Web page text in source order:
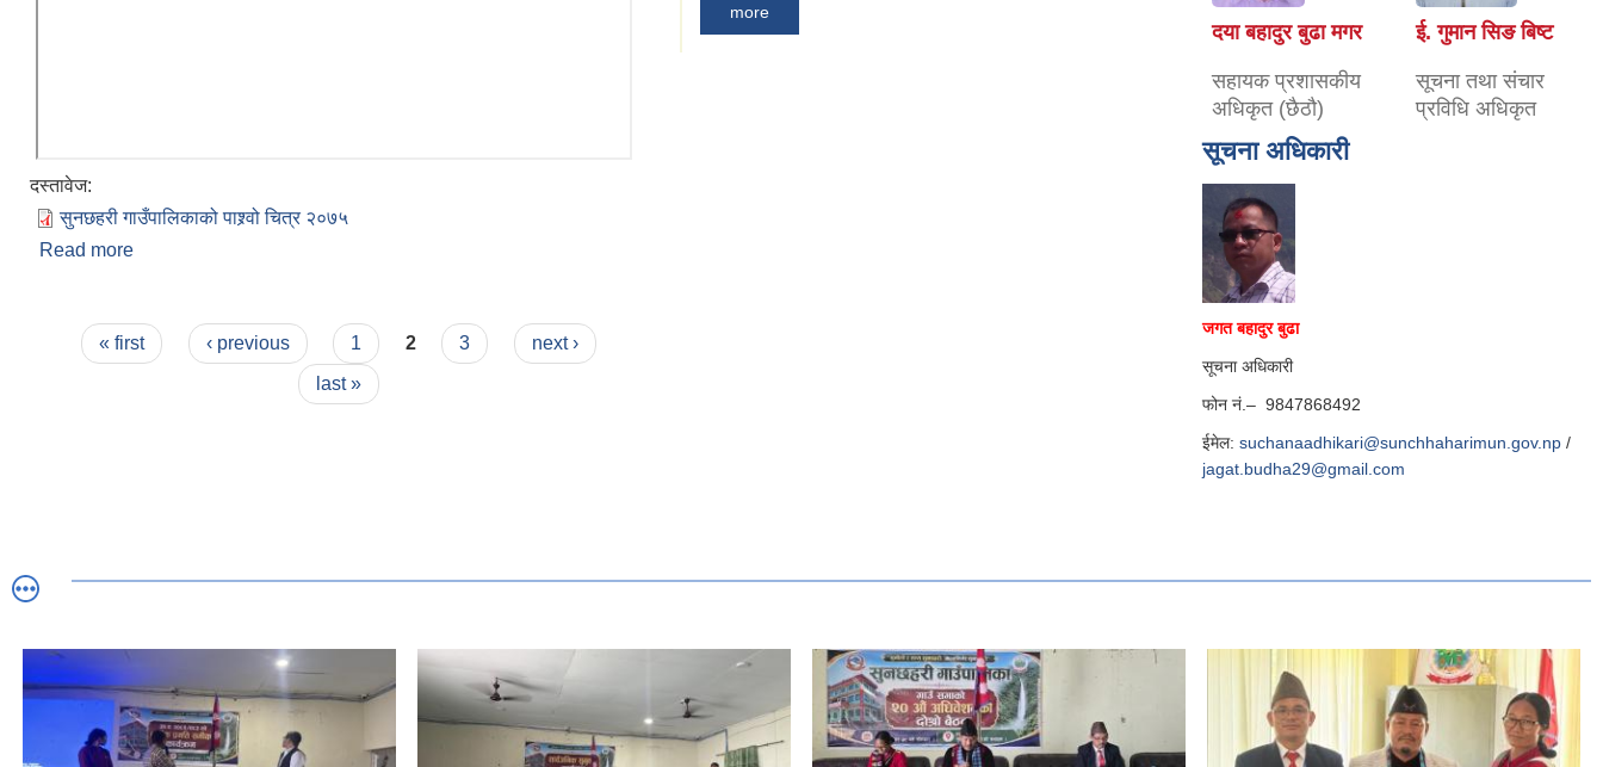
दस्तावेज:
सुनछहरी गाउँपालिकाको‌‍‍‌ पाश्र्वो चित्र २०७५
Read more
Pages
« first ‹ previous 1 2 3
next ›
last »
more
दया बहादुर बुढा मगर
सहायक प्रशासकीय
अधिकृत (छैठौ)
ई. गुमान सिङ बिष्ट
सूचना तथा संचार
प्रविधि अधिकृत
सूचना अधिकारी
जगत बहादुर बुढा
सूचना अधिकारी
फोन नं.– 9847868492
ईमेल: suchanaadhikari@sunchhaharimun.gov.np /
jagat.budha29@gmail.com